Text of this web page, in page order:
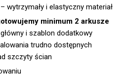
– wytrzymały i elastyczny materiał
minimum 2 arkusze
i szablon dodatkowy
trudno dostępnych
szczyty ścian